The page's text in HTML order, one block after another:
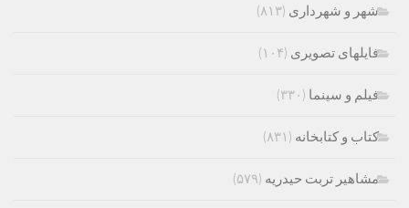
شهر و شهرداری (۸۱۳)
فایلهای تصویری (۱۰۴)
فیلم و سینما (۳۳۰)
کتاب و کتابخانه (۸۳۱)
مشاهیر تربت حیدریه (۵۷۹)